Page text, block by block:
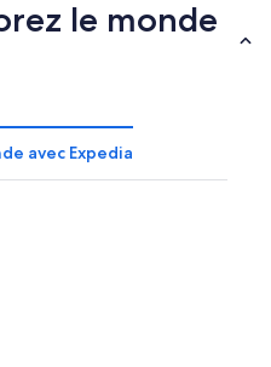
le monde
avec Expedia